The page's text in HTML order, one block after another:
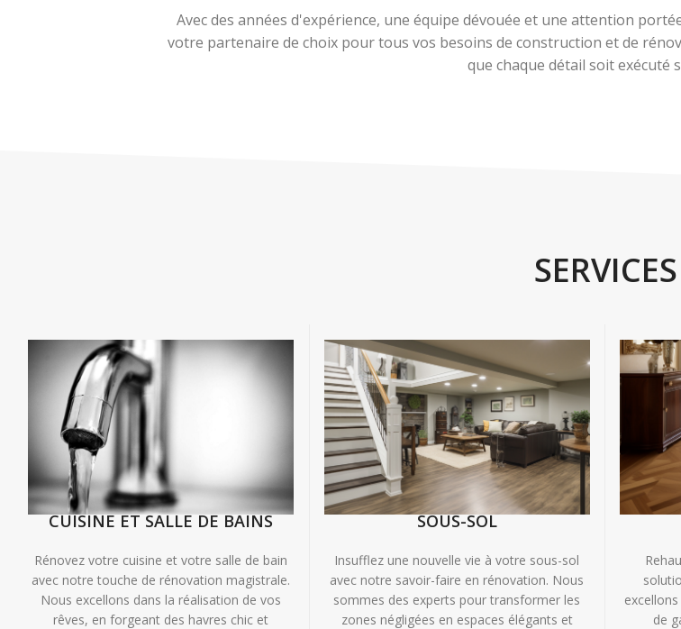
Avec des années d'expérience, une équipe dévouée et une attention
votre partenaire de choix pour tous vos besoins de construction et de
que chaque détail soit exécuté
SERVICES
CUISINE ET SALLE DE BAINS
Rénovez votre cuisine et votre salle de bain
avec notre touche de rénovation magistrale.
Nous excellons dans la réalisation de vos
rêves, en forgeant des havres chic et
SOUS-SOL
Insufflez une nouvelle vie à votre sous-sol
avec notre savoir-faire en rénovation. Nous
sommes des experts pour transformer les
zones négligées en espaces élégants et
de